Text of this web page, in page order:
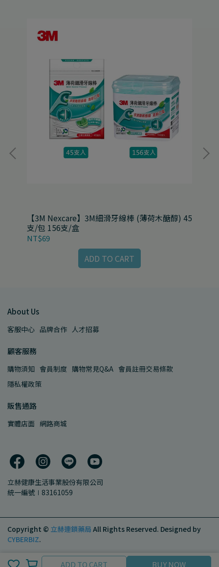
ADD TO CART BUY NOW
【3M Nexcare】3M細滑牙線棒 (薄荷木醣醇) 45
支/包 156支/盒
NT$69
ADD TO CART
About Us
客服中心 品牌合作 人才招募
顧客服務
購物須知 會員制度 購物常見Q&A 會員註冊交易條款
隱私權政策
販售通路
實體店面 網路商城
立赫健康生活事業股份有限公司
統一編號∣83161059
Copyright © 立赫連鎖藥局 All Rights Reserved. Designed by
CYBERBIZ.